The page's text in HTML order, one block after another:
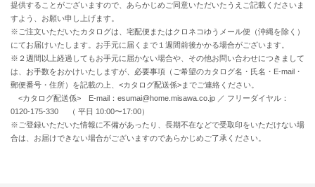
提供することがございますので、あらかじめご同意いただいたうえご記載くださいま
すよう、お願い申し上げます。
※ご注文いただいたカタログは、宅配便またはクロネコゆうメール便（沖縄を除く）
にてお届けいたします。お手元に届くまで１週間前後かかる場合がございます。
※２週間以上経過してもお手元に届かない場合や、その他お問い合わせにつきまして
は、お手数をおかけいたしますが、必要事項（ご希望のカタログ名・氏名・E-mail・
郵便番号・住所）を記載の上、<カタログ配送係>までご連絡ください。
<カタログ配送係> E-mail：esumai@home.misawa.co.jp ／ フリーダイヤル：
0120-175-330 （ 平日 10:00〜17:00）
※ご登録いただいた情報に不備があったり、長期不在などで受取印をいただけない場
合は、お届けできない場合がございますのであらかじめご了承ください。